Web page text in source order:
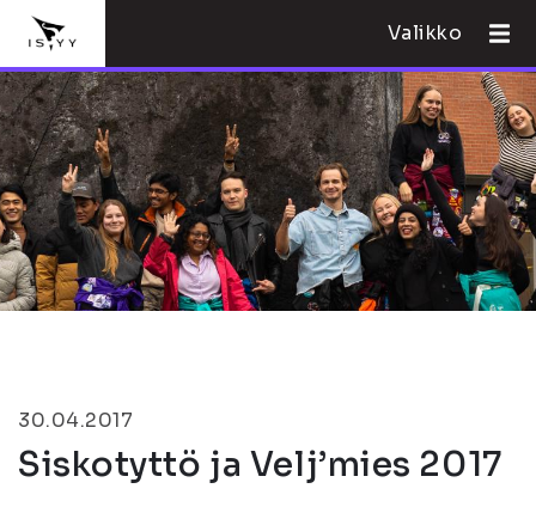
Valikko
30.04.2017
Siskotyttö ja Velj’mies 2017